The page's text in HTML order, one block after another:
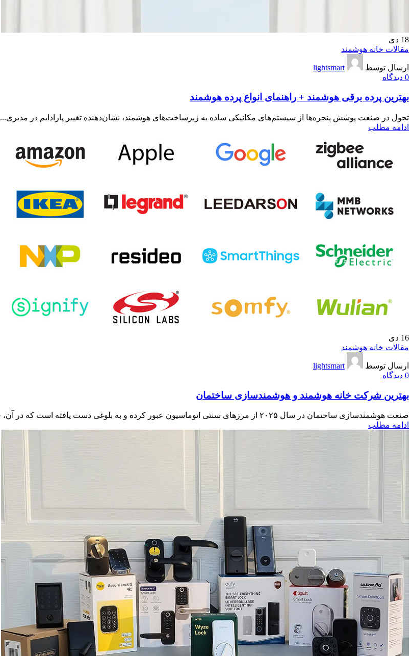
18 دی
مقالات خانه هوشمند
ارسال توسط
lightsmart
0 دیدگاه
بهترین پرده برقی هوشمند + راهنمای انواع پرده هوشمند
تحول در صنعت پوشش پنجره‌ها از سیستم‌های مکانیکی ساده به زیرساخت‌های هوشمند، نشان‌دهنده تغییر پارادایم در مدیری...
ادامه مطلب
16 دی
مقالات خانه هوشمند
ارسال توسط
lightsmart
0 دیدگاه
بهترین شرکت خانه هوشمند و هوشمندسازی ساختمان
صنعت هوشمندسازی ساختمان در سال ۲۰۲۵ از مرزهای سنتی اتوماسیون عبور کرده و به بلوغی دست یافته است که در آن، خانه...
ادامه مطلب